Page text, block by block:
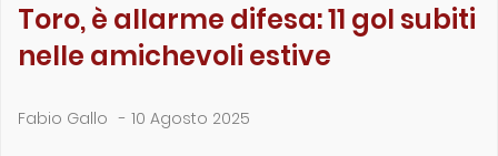
Toro, è allarme difesa: 11 gol subiti
nelle amichevoli estive
Fabio Gallo - 10 Agosto 2025